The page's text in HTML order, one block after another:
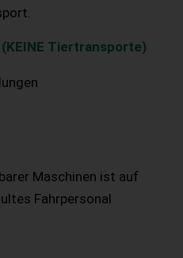
Tiertransporte)
Maschinen ist auf
Fahrpersonal